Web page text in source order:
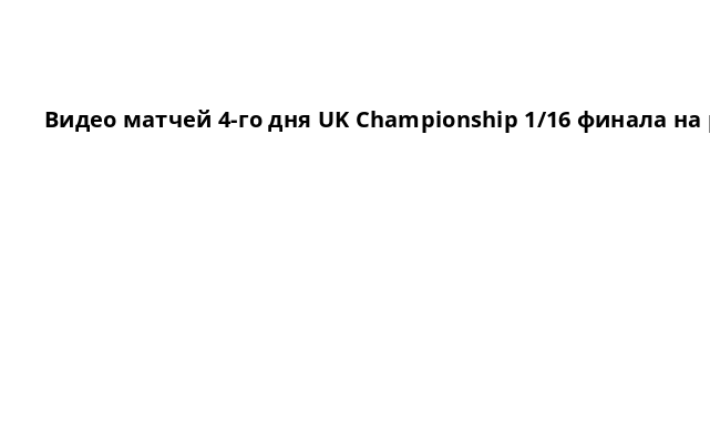
Видео матчей 4-го дня UK Championship 1/16 финала на